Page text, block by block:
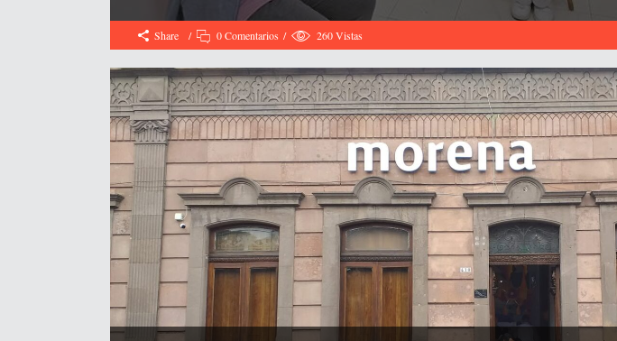
Share 0 Comentarios 260Vistas